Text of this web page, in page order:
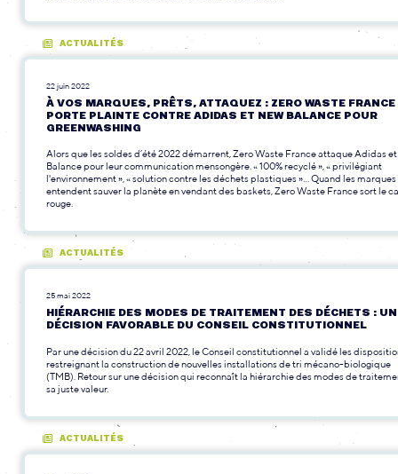
ACTUALITÉS
22 juin 2022
À VOS MARQUES, PRÊTS, ATTAQUEZ : ZERO WASTE FRANCE
PORTE PLAINTE CONTRE ADIDAS ET NEW BALANCE POUR
GREENWASHING
Alors que les soldes d’été 2022 démarrent, Zero Waste France attaque Adidas
Balance pour leur communication mensongère. « 100% recyclé », « privilégiant
l'environnement », « solution contre les déchets plastiques »... Quand les marques
entendent sauver la planète en vendant des baskets, Zero Waste France sort le
rouge.
ACTUALITÉS
25 mai 2022
HIÉRARCHIE DES MODES DE TRAITEMENT DES DÉCHETS :
DÉCISION FAVORABLE DU CONSEIL CONSTITUTIONNEL
Par une décision du 22 avril 2022, le Conseil constitutionnel a validé les
restreignant la construction de nouvelles installations de tri mécano-biologique
(TMB). Retour sur une décision qui reconnaît la hiérarchie des modes de
sa juste valeur.
ACTUALITÉS